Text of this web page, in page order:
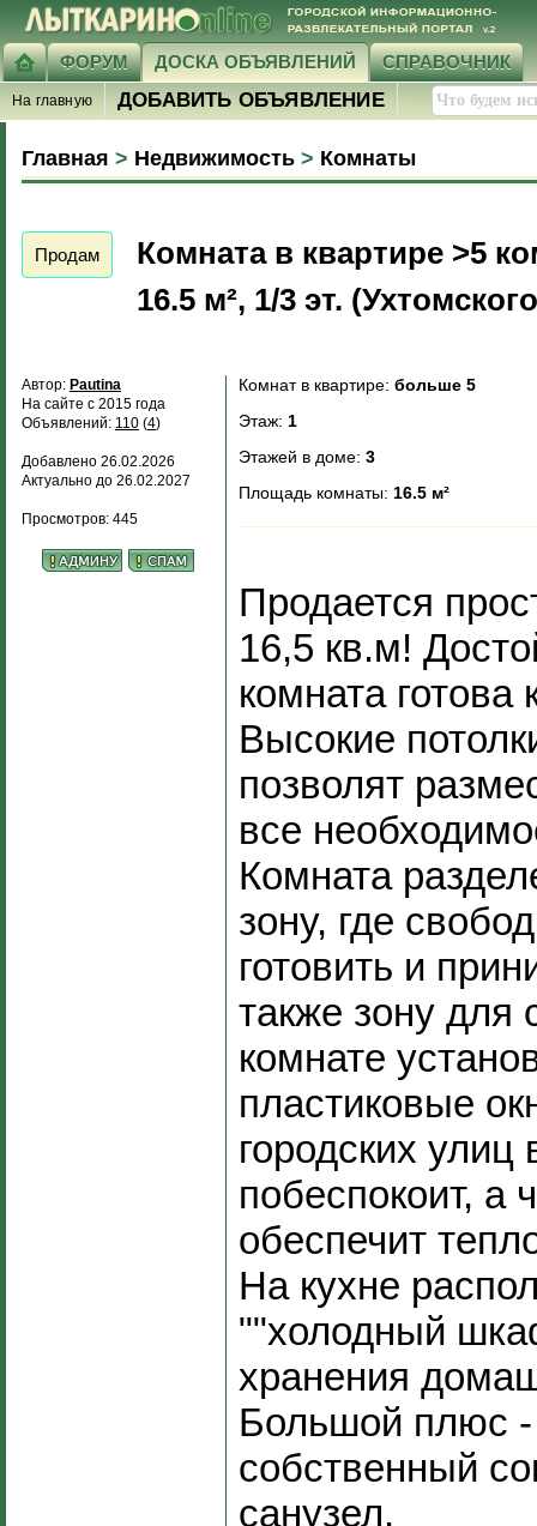
ФОРУМ ДОСКА ОБЪЯВЛЕНИЙ СПРАВОЧНИК
На главную ДОБАВИТЬ ОБЪЯВЛЕНИЕ
Главная > Недвижимость > Комнаты
Продам
Комната в квартире >5
16.5 м², 1/3 эт.
Автор: Pautina
На сайте с 2015 года
Объявлений: 110 (4)
Добавлено 26.02.2026
Актуально до 26.02.2027
Просмотров: 445
Комнат в квартире: больше 5
Этаж: 1
Этажей в доме: 3
Площадь комнаты: 16.5 м²
Продается
16,5 кв.м!
комната готова
Высокие
позволят
все
Комната
зону, где
готовить и
также зону для
комнате
пластиковые
городских улиц
побеспокоит, а
обеспечит
На кухне
""холодный
хранения
Большой плюс -
собственный
санузел.